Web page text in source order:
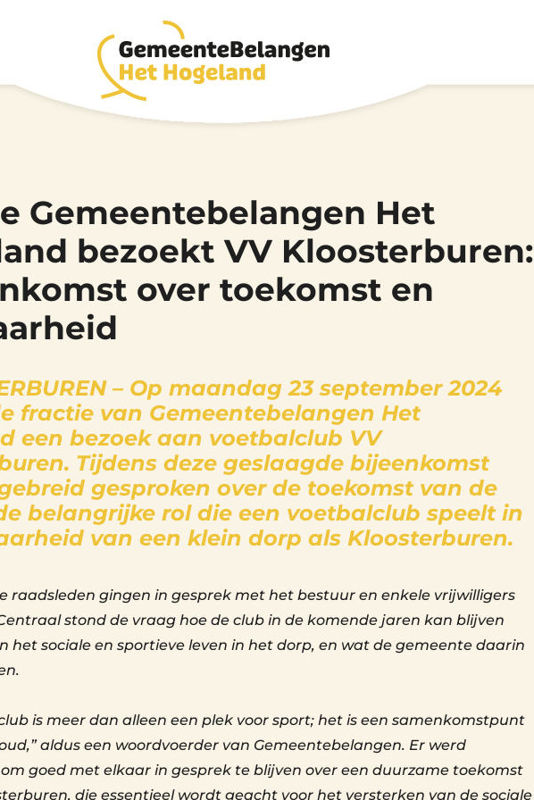
Gemeentebelangen Het
bezoekt VV Kloosterburen:
over toekomst en
– Op maandag 23 september 2024
fractie van Gemeentebelangen Het
een bezoek aan voetbalclub VV
Tijdens deze geslaagde bijeenkomst
gesproken over de toekomst van de
belangrijke rol die een voetbalclub speelt in
van een klein dorp als Kloosterburen.
raadsleden gingen in gesprek met het bestuur en enkele vrijwilligers
stond de vraag hoe de club in de komende jaren kan blijven
het sociale en sportieve leven in het dorp, en wat de gemeente daarin
is meer dan alleen een plek voor sport; het is een samenkomstpunt
aldus een woordvoerder van Gemeentebelangen. Er werd
goed met elkaar in gesprek te blijven over een duurzame toekomst
die essentieel wordt geacht voor het versterken van de sociale